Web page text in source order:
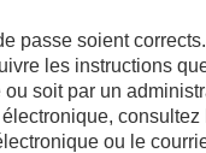
passe soient
les instructions
soit par un
ou le